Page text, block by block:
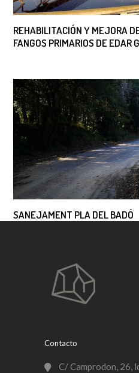
REHABILITACIÓN Y MEJORA
FANGOS PRIMARIOS DE EDAR
SANEJAMENT PLA DEL BADÓ
Contacto
C/ Camprodon, 26,